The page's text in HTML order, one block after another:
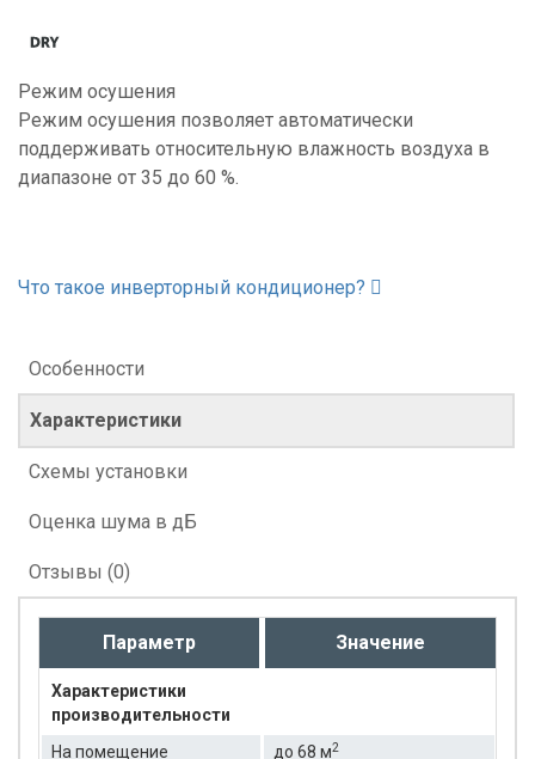
Режим осушения
Режим осушения позволяет автоматически
поддерживать относительную влажность воздуха в
диапазоне от 35 до 60 %.
Что такое инверторный кондиционер?
Особенности
Характеристики
Схемы установки
Оценка шума в дБ
Отзывы (0)
Параметр Значение
Характеристики
производительности
На помещение
до 68 м2